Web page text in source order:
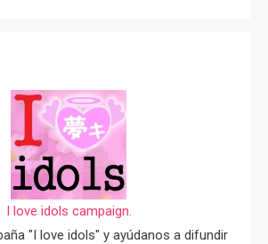
I love idols campaign.
"I love idols" y ayúdanos a difundir